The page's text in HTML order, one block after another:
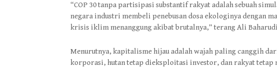
“COP 30 tanpa partisipasi substantif rakyat adalah sebuah
negara industri membeli penebusan dosa ekologinya dengan
krisis iklim menanggung akibat brutalnya,” terang Ali
Menurutnya, kapitalisme hijau adalah wajah paling canggih
korporasi, hutan tetap dieksploitasi investor, dan rakyat